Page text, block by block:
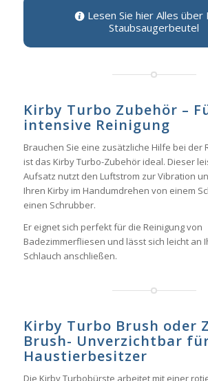
Lesen Sie hier Alles über
Staubsaugerbeutel
Kirby Turbo Zubehör –
intensive Reinigung
Brauchen Sie eine zusätzliche Hilfe bei der
ist das Kirby Turbo-Zubehör ideal. Dieser
Aufsatz nutzt den Luftstrom zur Vibration
Ihren Kirby im Handumdrehen von einem
einen Schrubber.
Er eignet sich perfekt für die Reinigung von
Badezimmerfliesen und lässt sich leicht an
Schlauch anschließen.
Kirby Turbo Brush oder
Brush- Unverzichtbar
Haustierbesitzer
Die Kirby Turbobürste arbeitet mit einer